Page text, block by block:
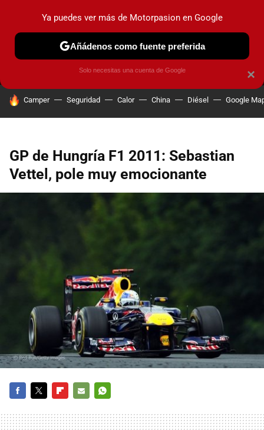
MENÚ NUEVO
COCHES ELÉCTRICOS OBSERVATORIO
HOY SE HABLA DE
Camper Seguridad Calor China Diésel Google
GP de Hungría F1 2011: Sebastian
Vettel, pole muy emocionante
MAIL
×
Ya puedes ver más de Motorpasion en Google
Añádenos como fuente preferida
Solo necesitas una cuenta de Google